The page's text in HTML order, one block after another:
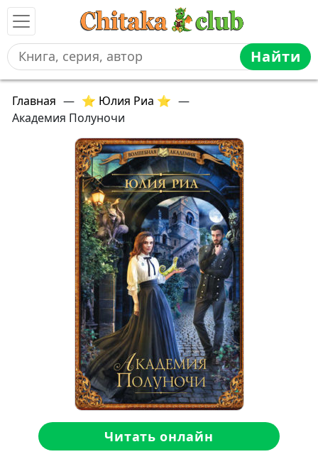
Найти
Главная — ⭐ Юлия Риа ⭐ —
Академия Полуночи
Читать онлайн